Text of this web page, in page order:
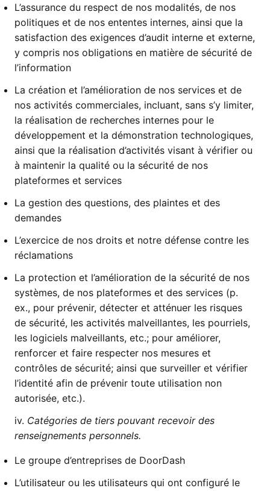
L’assurance du respect de nos modalités, de nos
politiques et de nos ententes internes, ainsi que la
satisfaction des exigences d’audit interne et externe,
y compris nos obligations en matière de sécurité de
l’information
La création et l’amélioration de nos services et de
nos activités commerciales, incluant, sans s’y limiter,
la réalisation de recherches internes pour le
développement et la démonstration technologiques,
ainsi que la réalisation d’activités visant à vérifier ou
à maintenir la qualité ou la sécurité de nos
plateformes et services
La gestion des questions, des plaintes et des
demandes
L’exercice de nos droits et notre défense contre les
réclamations
La protection et l’amélioration de la sécurité de nos
systèmes, de nos plateformes et des services (p.
ex., pour prévenir, détecter et atténuer les risques
de sécurité, les activités malveillantes, les pourriels,
les logiciels malveillants, etc.; pour améliorer,
renforcer et faire respecter nos mesures et
contrôles de sécurité; ainsi que surveiller et vérifier
l’identité afin de prévenir toute utilisation non
autorisée, etc.).
iv. Catégories de tiers pouvant recevoir des
renseignements personnels.
Le groupe d’entreprises de DoorDash
L’utilisateur ou les utilisateurs qui ont configuré le